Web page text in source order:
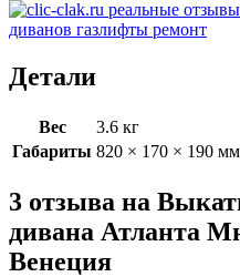
Детали
Вес
3.6 кг
Габариты 820 × 170 × 190 мм
3 отзыва на
дивана Атланта
Венеция